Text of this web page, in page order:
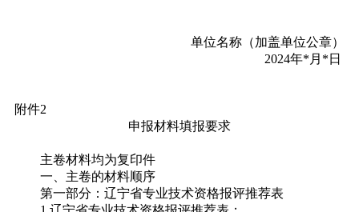
单位名称（加盖单位公章）
2024年*月*日
附件2
申报材料填报要求
主卷材料均为复印件
一、主卷的材料顺序
第一部分：辽宁省专业技术资格报评推荐表